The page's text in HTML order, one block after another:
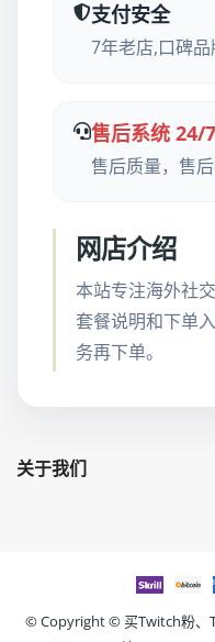
支付安全
7年老店,口碑品
售后系统 24/7
售后质量，售
网店介绍
本站专注海外社
套餐说明和下单
务再下单。
关于我们
© Copyright ©买Twitch粉、